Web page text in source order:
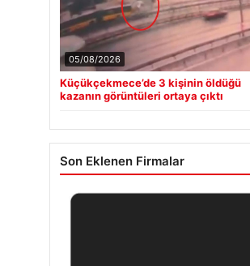
05/08/2026
Küçükçekmece’de 3 kişinin öldüğü
kazanın görüntüleri ortaya çıktı
Son Eklenen Firmalar